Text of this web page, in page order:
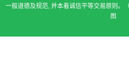
一般道德及规范, 并本着诚信平等交易原则。
图